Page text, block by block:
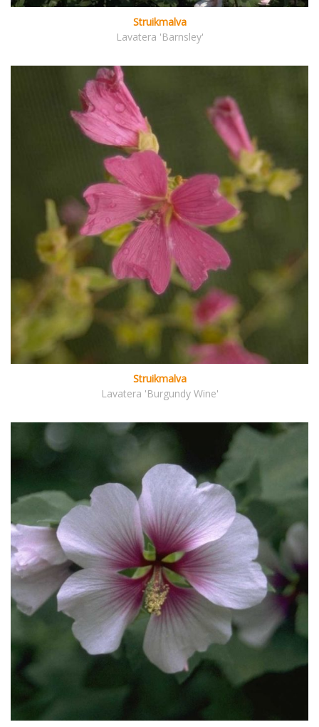
Struikmalva
Lavatera 'Barnsley'
Struikmalva
Lavatera 'Burgundy Wine'